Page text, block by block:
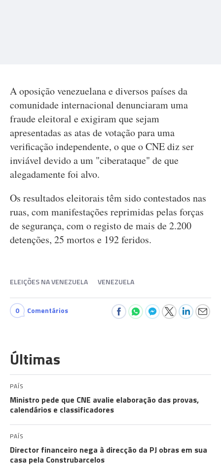
A oposição venezuelana e diversos países da
comunidade internacional denunciaram uma
fraude eleitoral e exigiram que sejam
apresentadas as atas de votação para uma
verificação independente, o que o CNE diz ser
inviável devido a um "ciberataque" de que
alegadamente foi alvo.
Os resultados eleitorais têm sido contestados nas
ruas, com manifestações reprimidas pelas forças
de segurança, com o registo de mais de 2.200
detenções, 25 mortos e 192 feridos.
ELEIÇÕES NA VENEZUELA VENEZUELA
0 Comentários
Últimas
PAÍS
Ministro pede que CNE avalie elaboração das provas,
calendários e classificadores
PAÍS
Director financeiro nega à direcção da PJ obras em sua
casa pela Construbarcelos